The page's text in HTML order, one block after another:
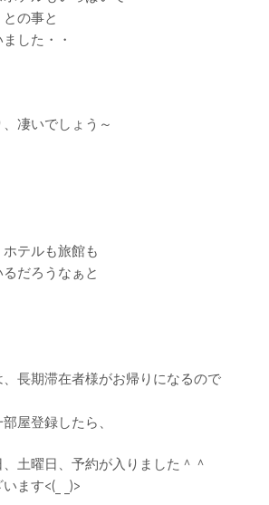
の事と
した・・
凄いでしょう～
テルも旅館も
だろうなぁと
長期滞在者様がお帰りになるので
屋登録したら、
土曜日、予約が入りました＾＾
ます<(_ _)>